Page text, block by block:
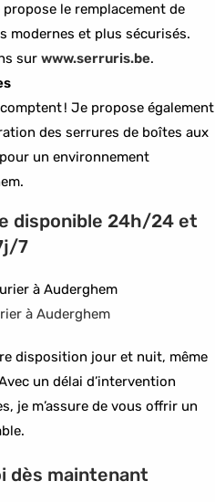
le remplacement de
modernes et plus sécurisés.
sur www.serruris.be.
! Je propose également
des serrures de boîtes aux
un environnement
disponible 24h/24 et
7
à Auderghem
disposition jour et nuit, même
un délai d’intervention
je m’assure de vous offrir un
dès maintenant